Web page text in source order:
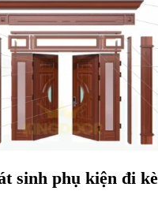
sinh phụ kiện đi